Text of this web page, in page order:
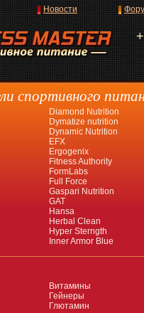
Новости
спортивного
Diamond Nutrition
Dymatize nutrition
Dynamic Nutrition
EFX
Ergogenix
Fitness Authority
FormLabs
Full Force
Gaspari Nutrition
GAT
Hansa
Herbal Clean
Hyper Sterngth
Inner Armor Blue
Витамины
Гейнеры
Глютамин